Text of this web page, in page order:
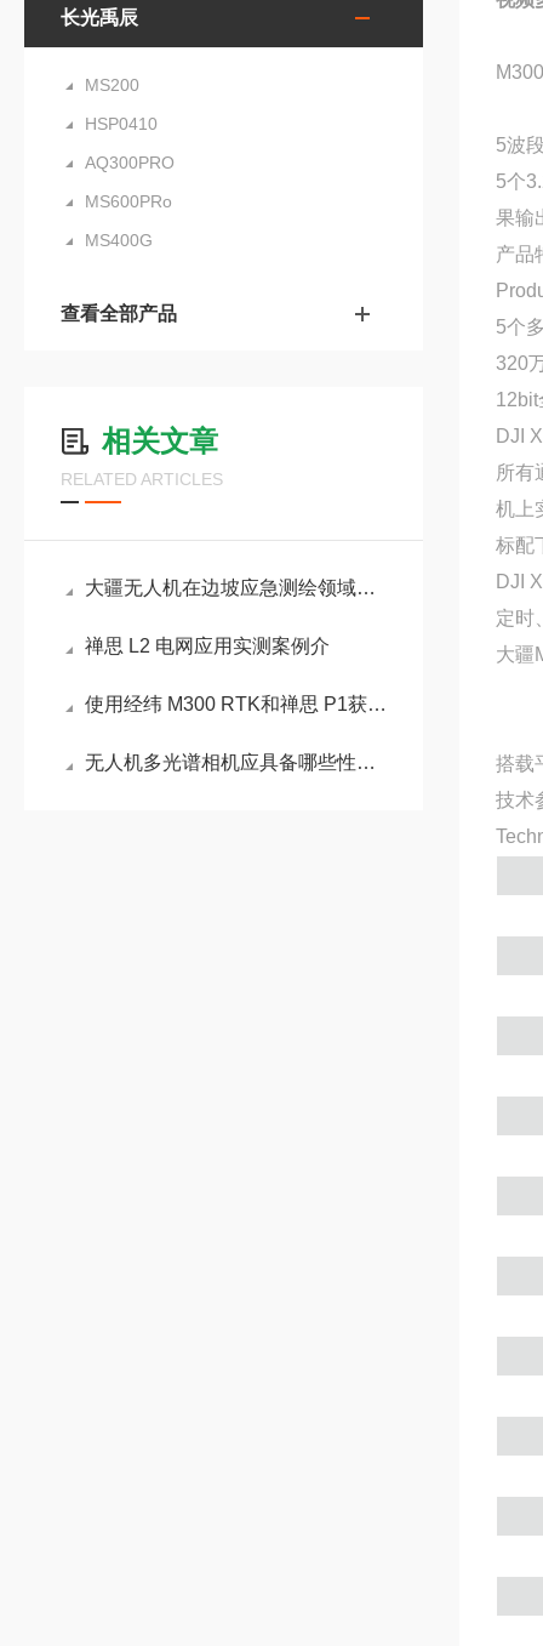
长光禹辰
MS200
HSP0410
AQ300PRO
MS600PRo
MS400G
查看全部产品
相关文章
RELATED ARTICLES
大疆无人机在边坡应急测绘领域中的应用介绍
禅思 L2 电网应用实测案例介
使用经纬 M300 RTK和禅思 P1获取等高线
无人机多光谱相机应具备哪些性能？
5波
5个
果输
产品
5个
320
12bit
DJI
所有
机上
标配
DJI
定时
大疆
搭载
技术